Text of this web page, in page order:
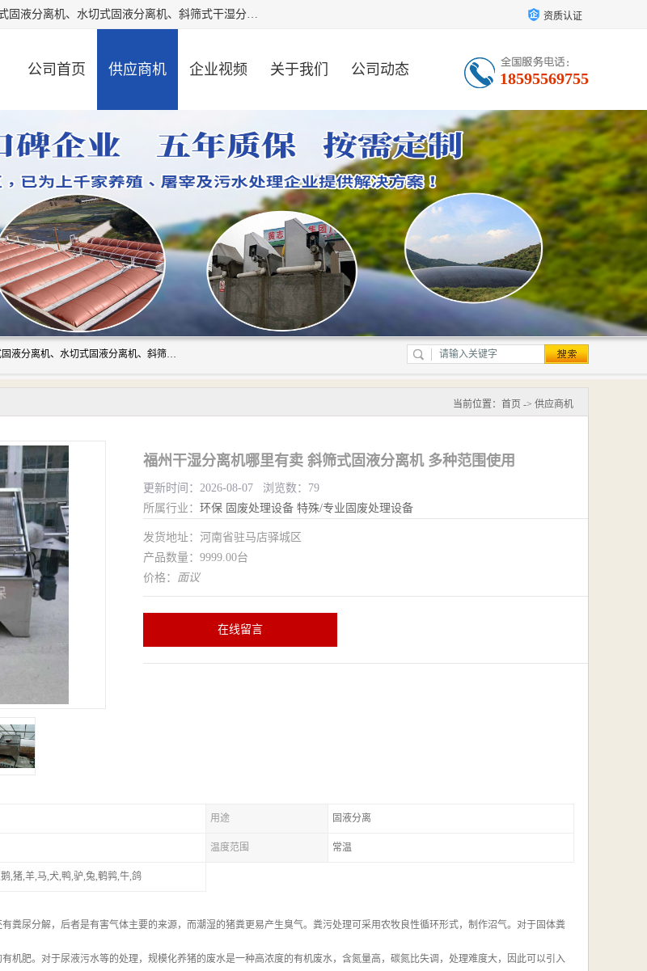
河南精拓环保设备有限公司（咨询电话：18595569755），主营产品：水力筛式固液分离机、水切式固液分离机、斜筛式干湿分离机、养猪场固液分离机、斜筛式固液分离机、屠宰场固液分离机、猪场干湿分离机等。公司从事固液分离设备及配套沼气池的研发、设计、销售与施工，并提供污水处理整体解决方案。 资质认证
公司首页 供应商机 企业视频 关于我们 公司动态 18595569755
河南精拓环保设备有限公司（咨询电话：18595569755），主营产品：水力筛式固液分离机、水切式固液分离机、斜筛式干湿分离机、养猪场固液分离机、斜筛式固液分离机、屠宰场固液分离机、猪场干湿分离机等。公司从事固液分离设备及配套沼气池的研发、设计、销售与施工，并提供污水处理整体解决方案。
当前位置： 首页 -> 供应商机
福州干湿分离机哪里有卖 斜筛式固液分离机 多种范围使用
更新时间：2026-08-07 浏览数：79
所属行业： 环保 固废处理设备 特殊/专业固废处理设备
发货地址：河南省驻马店驿城区
产品数量：9999.00台
价格： 面议
在线留言
用途 固液分离
温度范围 常温
,猪,羊,马,犬,鸭,驴,兔,鹌鹑,牛,鸽
粪尿分解，后者是有害气体主要的来源，而潮湿的猪粪更易产生臭气。粪污处理可采用农牧良性循环形式，制作沼气。对于固体粪
机肥。对于尿液污水等的处理，规模化养猪的废水是一种高浓度的有机废水，含氮量高，碳氮比失调，处理难度大，因此可以引入